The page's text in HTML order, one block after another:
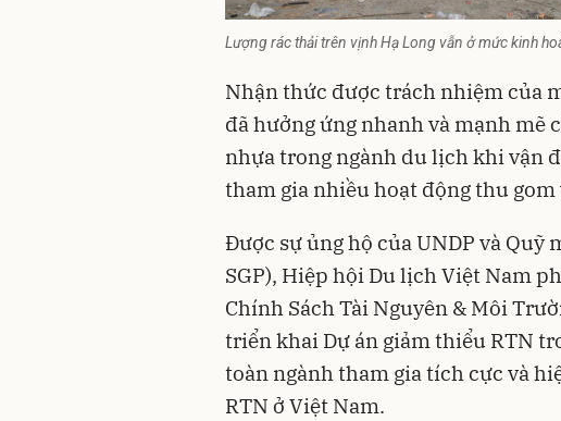
Lượng rác thải trên vịnh Hạ Long vẫn ở mức kinh
Nhận thức được trách nhiệm của
đã hưởng ứng nhanh và mạnh
nhựa trong ngành du lịch khi vận
tham gia nhiều hoạt động thu
Được sự ủng hộ của UNDP và Quỹ
SGP), Hiệp hội Du lịch Việt Nam
Chính Sách Tài Nguyên & Môi
triển khai Dự án giảm thiểu RTN
toàn ngành tham gia tích cực và
RTN ở Việt Nam.